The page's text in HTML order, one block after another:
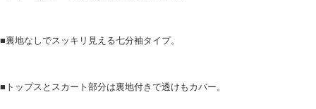
■裏地なしでスッキリ見える七分袖タイプ。
■トップスとスカート部分は裏地付きで透けもカバー。